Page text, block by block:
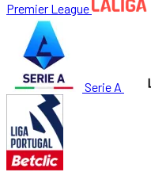
Premier League
Serie A